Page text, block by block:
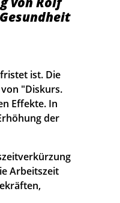
ist. Die
"Diskurs.
Effekte. In
der
Arbeitszeit